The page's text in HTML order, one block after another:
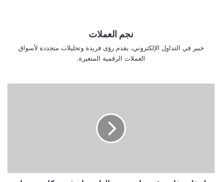
نجم العملات
خبير في التداول الإلكتروني، يقدم رؤى فريدة وتحليلات متجددة لأسواق
العملات الرقمية المتغيرة.
تصل